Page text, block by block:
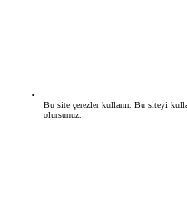
Bu site çerezler kullanır. Bu siteyi
olursunuz.